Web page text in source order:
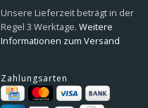
Unsere Lieferzeit beträgt in der
Regel 3 Werktage. Weitere
Informationen zum Versand
Zahlungsarten